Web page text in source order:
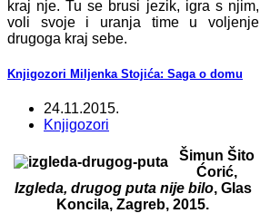
kraj nje. Tu se brusi jezik, igra s njim,
voli svoje i uranja time u voljenje
drugoga kraj sebe.
Knjigozori Miljenka Stojića: Saga o domu
24.11.2015.
Knjigozori
Šimun Šito
Ćorić,
Izgleda, drugog puta nije bilo, Glas
Koncila, Zagreb, 2015.